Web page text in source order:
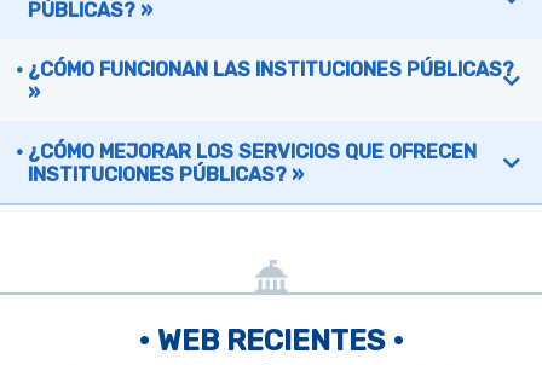
PÚBLICAS? »
¿CÓMO FUNCIONAN LAS INSTITUCIONES PÚBLICAS?
»
¿CÓMO MEJORAR LOS SERVICIOS QUE OFRECEN
INSTITUCIONES PÚBLICAS? »
• WEB RECIENTES •